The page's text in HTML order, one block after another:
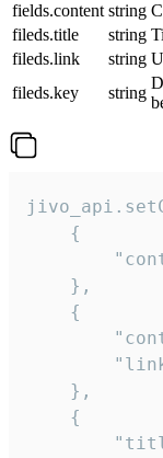
fields.content string
fileds.title
string
fileds.link
string
fileds.key
string
    {
    },
    {
    },
    {